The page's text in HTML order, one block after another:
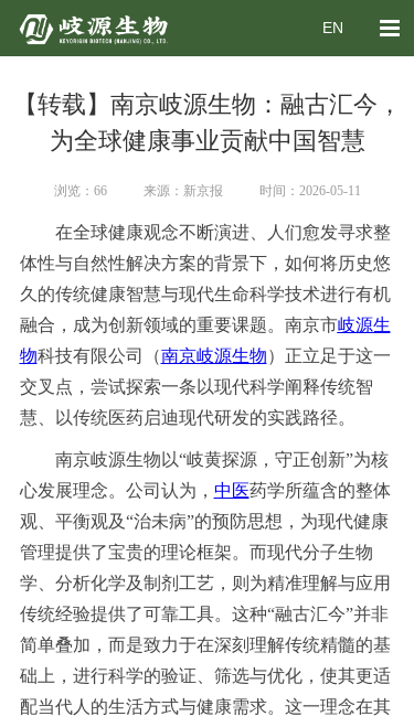
EN
【转载】南京岐源生物：融古汇今，
为全球健康事业贡献中国智慧
浏览：66 来源：新京报 时间：2026-05-11
在全球健康观念不断演进、人们愈发寻求整
体性与自然性解决方案的背景下，如何将历史悠
久的传统健康智慧与现代生命科学技术进行有机
融合，成为创新领域的重要课题。南京市岐源生
物科技有限公司（南京岐源生物）正立足于这一
交叉点，尝试探索一条以现代科学阐释传统智
慧、以传统医药启迪现代研发的实践路径。
南京岐源生物以“岐黄探源，守正创新”为核
心发展理念。公司认为， 中医药学所蕴含的整体
观、平衡观及“治未病”的预防思想，为现代健康
管理提供了宝贵的理论框架。而现代分子生物
学、分析化学及制剂工艺，则为精准理解与应用
传统经验提供了可靠工具。这种“融古汇今”并非
简单叠加，而是致力于在深刻理解传统精髓的基
础上，进行科学的验证、筛选与优化，使其更适
配当代人的生活方式与健康需求。这一理念在其